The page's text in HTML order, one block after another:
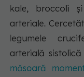
kale, broccoli
arteriale.
legumele
arterială
măsoară